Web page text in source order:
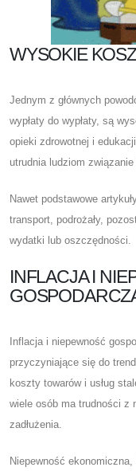
WYSOKIE
Jednym z głównych
wypłaty do wypłaty, są
opieki zdrowotnej i
utrudnia ludziom
Nawet podstawowe
transport, podrożały,
wydatki lub oszczędności.
INFLACJA I
Inflacja i niepewność
przyczyniające się do
koszty towarów i usług
wiele osób ma trudności z
zadłużenia.
Niepewność